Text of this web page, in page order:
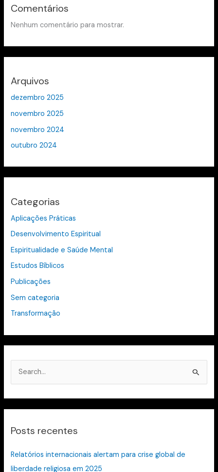
Comentários
Nenhum comentário para mostrar.
Arquivos
dezembro 2025
novembro 2025
novembro 2024
outubro 2024
Categorias
Aplicações Práticas
Desenvolvimento Espiritual
Espiritualidade e Saúde Mental
Estudos Bíblicos
Publicações
Sem categoria
Transformação
u
s
Posts recentes
Relatórios internacionais alertam para crise global de
liberdade religiosa em 2025